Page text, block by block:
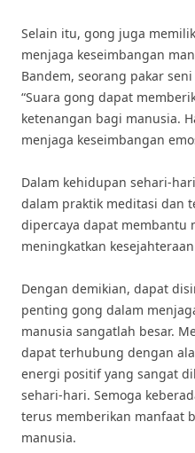
Selain itu, gong juga
menjaga keseimbangan
Bandem, seorang pakar
“Suara gong dapat
ketenangan bagi manusia.
menjaga keseimbangan
Dalam kehidupan sehari-
dalam praktik meditasi dan
dipercaya dapat membantu
meningkatkan
Dengan demikian, dapat
penting gong dalam
manusia sangatlah besar.
dapat terhubung dengan
energi positif yang sangat
sehari-hari. Semoga
terus memberikan manfaat
manusia.